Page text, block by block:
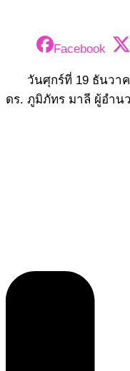
Facebook
วันศุกร์ที่ 19 ธันวา
ดร. ภูมิภัทร มาลี ผู้อำน